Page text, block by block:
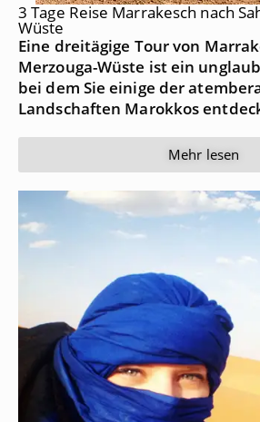
3 Tage Reise Marrakesch nach
Wüste
Eine dreitägige Tour von
Merzouga-Wüste ist ein
bei dem Sie einige der
Landschaften Marokkos
Mehr lesen